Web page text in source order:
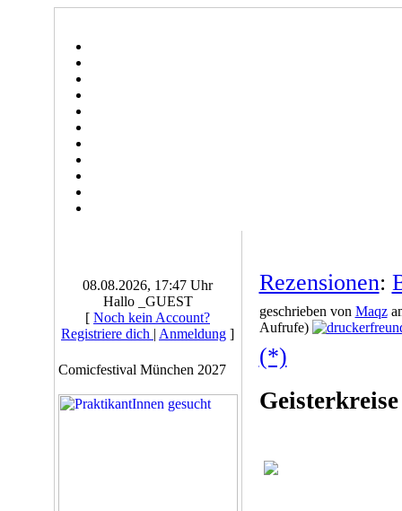
08.08.2026, 17:47 Uhr
Hallo _GUEST
[ Noch kein Account?
Registriere dich | Anmeldung ]
Comicfestival München 2027
Rezensionen:
geschrieben von Maqz
Aufrufe)
(*)
Geisterkreise